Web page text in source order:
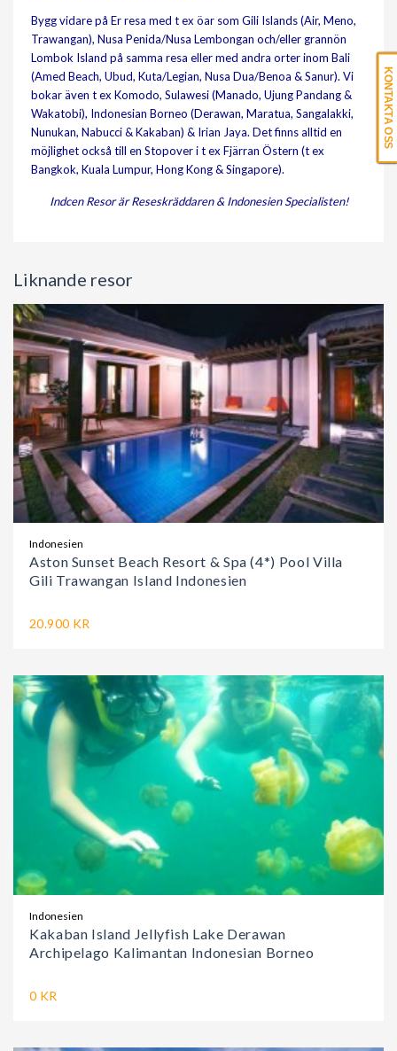
Bygg vidare på Er resa med t ex öar som Gili Islands (Air, Meno,
Trawangan), Nusa Penida/Nusa Lembongan och/eller grannön
Lombok Island på samma resa eller med andra orter inom Bali
(Amed Beach, Ubud, Kuta/Legian, Nusa Dua/Benoa & Sanur). Vi
bokar även t ex Komodo, Sulawesi (Manado, Ujung Pandang &
Wakatobi), Indonesian Borneo (Derawan, Maratua, Sangalakki,
Nunukan, Nabucci & Kakaban) & Irian Jaya. Det finns alltid en
möjlighet också till en Stopover i t ex Fjärran Östern (t ex
Bangkok, Kuala Lumpur, Hong Kong & Singapore).
Indcen Resor är Reseskräddaren & Indonesien Specialisten!
Liknande resor
Indonesien
Aston Sunset Beach Resort & Spa (4*) Pool Villa
Gili Trawangan Island Indonesien
20.900 KR
Indonesien
Kakaban Island Jellyfish Lake Derawan
Archipelago Kalimantan Indonesian Borneo
0 KR
KONTAKTA OSS